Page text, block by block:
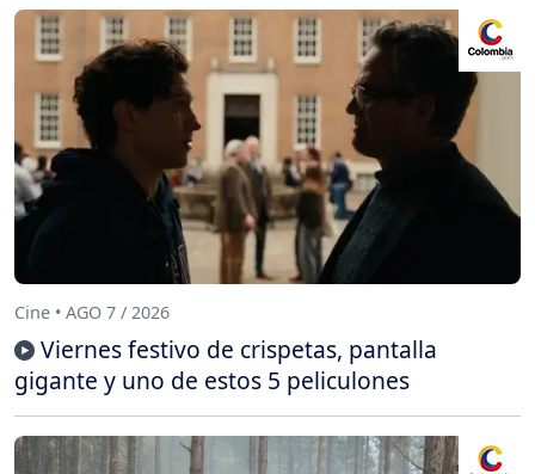
Cine • AGO 7 / 2026
Viernes festivo de crispetas, pantalla
gigante y uno de estos 5 peliculones